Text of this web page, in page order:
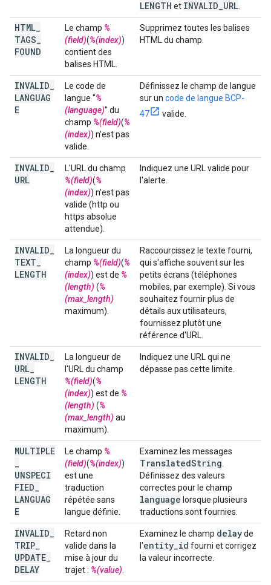
LENGTH et INVALID URL
HTML
TAGS
FOUND
Le champ %
(field)(%(index))
contient des
balises HTML.
Supprimez toutes les balises
HTML du champ.
INVALID
LANGUAG
E
Le code de
langue "%
(language)" du
champ %(field)(%
(index)) n'est pas
valide.
Définissez le champ de langue
sur un code de langue BCP-
47
valide.
INVALID
URL
L'URL du champ
%(field)(%
(index)) n'est pas
valide (http ou
https absolue
attendue).
Indiquez une URL valide pour
l'alerte.
INVALID
TEXT
LENGTH
La longueur du
champ %(field)(%
(index)) est de %
(length) (%
(max_length)
maximum).
Raccourcissez le texte fourni,
qui s'affiche souvent sur les
petits écrans (téléphones
mobiles, par exemple). Si vous
souhaitez fournir plus de
détails aux utilisateurs,
fournissez plutôt une
référence d'URL.
INVALID
URL
LENGTH
La longueur de
l'URL du champ
%(field)(%
(index)) est de %
(length) (%
(max_length) au
maximum).
Indiquez une URL qui ne
dépasse pas cette limite.
MULTIPLE
UNSPECI
FIED
LANGUAG
E
Le champ %
(field)(%(index))
est une
traduction
répétée sans
langue définie.
Examinez les messages
TranslatedString
Définissez des valeurs
correctes pour le champ
language lorsque plusieurs
traductions sont fournies.
INVALID
TRIP
UPDATE
DELAY
Retard non
valide dans la
mise à jour du
trajet : %(value)
Examinez le champ delayde
l'entity id fourni et corrigez
la valeur incorrecte.